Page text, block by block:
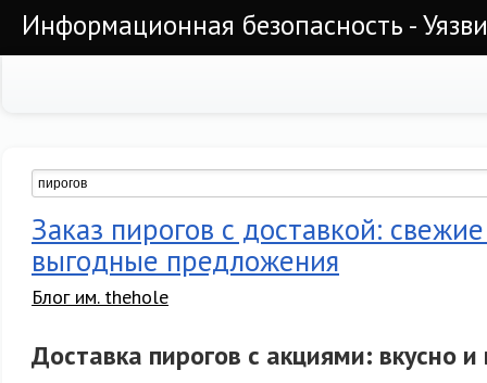
Информационная безопасность -
Заказ пирогов с доставкой:
выгодные предложения
Блог им. thehole
Доставка пирогов с акциями: вкусно